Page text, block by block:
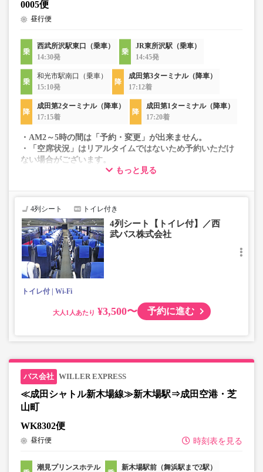
0005便
昼行便
西武所沢駅東口（乗車）
14:30発
JR東所沢駅（乗車）
14:45発
和光市駅南口（乗車）
15:10発
成田第3ターミナル（降車）
17:12着
成田第2ターミナル（降車）
17:15着
成田第1ターミナル（降車）
17:20着
・AM2～5時の間は「予約・変更」が出来ません。
・「空席状況」はリアルタイムではないため予約いただけ
ない場合がございます。
・車両は予告なく変更となる場合がございます。これに伴
で、あらかじめご了承ください。
もっと見る
4列シート トイレ付き
4列シート【トイレ付】／西
武バス株式会社
トイレ付 Wi-Fi
大人 ¥3,500〜 予約に進む
WILLER EXPRESS
≪成田シャトル新木場線≫新木場駅⇒成田空港・芝
山町
WK8302便
時刻表を見る
昼行便
潮見プリンスホテル
新木場駅前（舞浜駅まで2駅）